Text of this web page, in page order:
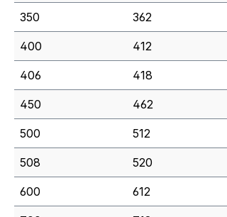
350 362
400 412
406 418
450 462
500 512
508 520
600 612